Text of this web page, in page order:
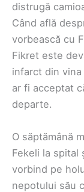
distrugă
Când află
vorbească cu
Fikret este
infarct din
ar fi acceptat
departe.
O săptămână
Fekeli la spital
vorbind pe
nepotului său